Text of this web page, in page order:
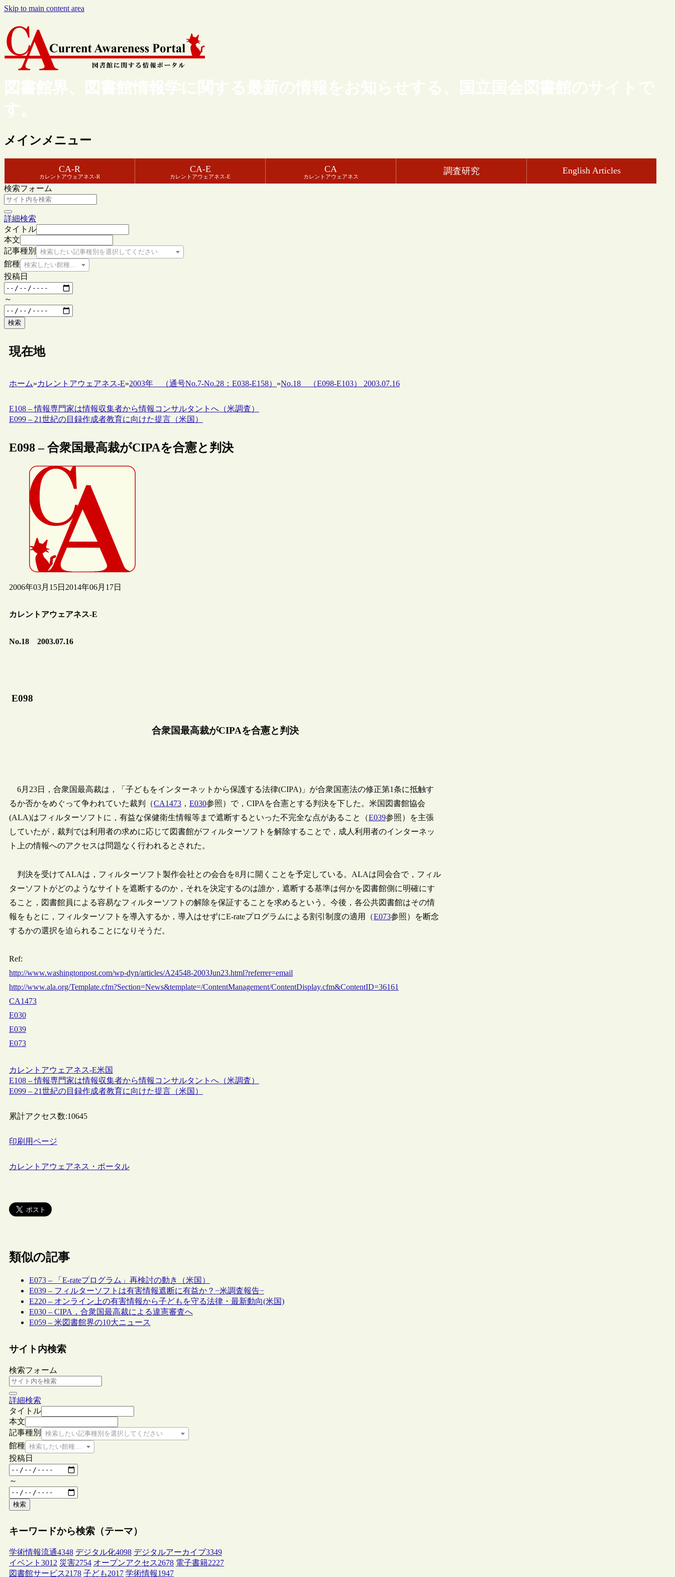
Skip to main content area
図書館界、図書館情報学に関する最新の情報をお知らせする、国立国会図書館のサイトで
す。
メインメニュー
CA-R
カレントアウェアネス-R
CA-E
カレントアウェアネス-E
CA
カレントアウェアネス
調査研究 English Articles
検索フォーム
詳細検索
タイトル
本文
記事種別
検索したい記事種別を選択してください
館種 検索したい館種を選択してください
投稿日
～
検索
現在地
ホーム»カレントアウェアネス-E»2003年 （通号No.7-No.28：E038-E158） »No.18 （E098-E103） 2003.07.16
E108 – 情報専門家は情報収集者から情報コンサルタントへ（米調査）
E099 – 21世紀の目録作成者教育に向けた提言（米国）
E098 – 合衆国最高裁がCIPAを合憲と判決
2006年03月15日 2014年06月17日
カレントアウェアネス-E
No.18 2003.07.16
E098
合衆国最高裁がCIPAを合憲と判決
6月23日，合衆国最高裁は，「子どもをインターネットから保護する法律(CIPA)」が合衆国憲法の修正第1条に抵触す
るか否かをめぐって争われていた裁判（CA1473 ， E030参照）で，CIPAを合憲とする判決を下した。米国図書館協会
(ALA)はフィルターソフトに，有益な保健衛生情報等まで遮断するといった不完全な点があること（E039参照）を主張
していたが，裁判では利用者の求めに応じて図書館がフィルターソフトを解除することで，成人利用者のインターネッ
ト上の情報へのアクセスは問題なく行われるとされた。
判決を受けてALAは，フィルターソフト製作会社との会合を8月に開くことを予定している。ALAは同会合で，フィル
ターソフトがどのようなサイトを遮断するのか，それを決定するのは誰か，遮断する基準は何かを図書館側に明確にす
ること，図書館員による容易なフィルターソフトの解除を保証することを求めるという。今後，各公共図書館はその情
報をもとに，フィルターソフトを導入するか，導入はせずにE-rateプログラムによる割引制度の適用（E073参照）を断念
するかの選択を迫られることになりそうだ。
Ref:
http://www.washingtonpost.com/wp-dyn/articles/A24548-2003Jun23.html?referrer=email
http://www.ala.org/Template.cfm?Section=News&template=/ContentManagement/ContentDisplay.cfm&ContentID=36161
CA1473
E030
E039
E073
カレントアウェアネス-E米国
E108 – 情報専門家は情報収集者から情報コンサルタントへ（米調査）
E099 – 21世紀の目録作成者教育に向けた提言（米国）
累計アクセス数:10645
印刷用ページ
カレントアウェアネス・ポータル
類似の記事
E073 – 「E-rateプログラム」再検討の動き（米国）
E039 – フィルターソフトは有害情報遮断に有益か？−米調査報告−
E220 – オンライン上の有害情報から子どもを守る法律・最新動向(米国)
E030 – CIPA，合衆国最高裁による違憲審査へ
E059 – 米図書館界の10大ニュース
サイト内検索
検索フォーム
詳細検索
タイトル
本文
記事種別
検索したい記事種別を選択してください
館種 検索したい館種を選択してください
投稿日
～
検索
キーワードから検索（テーマ）
学術情報流通4348 デジタル化4098 デジタルアーカイブ3349
イベント 3012 災害2754 オープンアクセス2678 電子書籍2227
図書館サービス2178 子ども2017 学術情報1947